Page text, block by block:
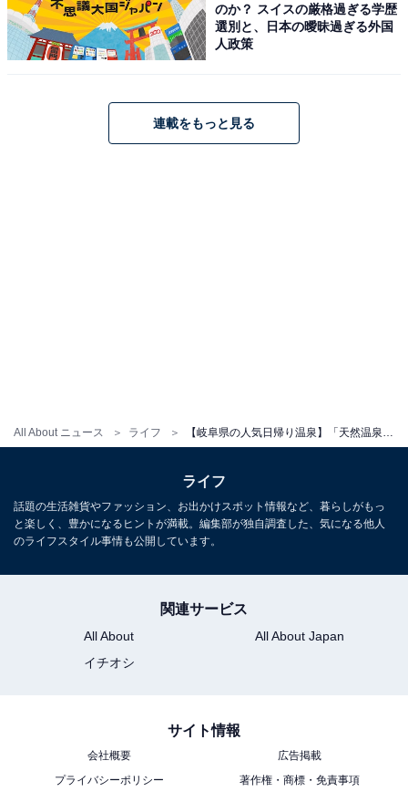
All About ニュース ライフ
線「多治見駅」からJR太多線に乗り換え「姫駅」下車、
徒歩20分もしくはタクシーで5分。
※大人一般料金。オリジナルタオル（販売）160円、バ
スタオル（レンタル）200円、館内着（レンタル）500円
【岐阜県の人気日帰り温泉】「ぬくい温泉」は
入浴料のみで岩盤浴も楽しめる施設。全9種類の
湯がある癒しの空間
のか？ スイスの厳格過ぎる学歴
選別と、日本の曖昧過ぎる外国
人政策
連載をもっと見る
ライフ
話題の生活雑貨やファッション、お出かけスポット情報など、暮らしがもっ
と楽しく、豊かになるヒントが満載。編集部が独自調査した、気になる他人
のライフスタイル事情も公開しています。
関連サービス
All About
All About Japan
イチオシ
サイト情報
会社概要
広告掲載
プライバシーポリシー
著作権・商標・免責事項